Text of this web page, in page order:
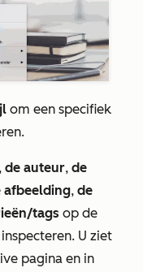
om een specifiek
de auteur, de
afbeelding, de
tags op de
U ziet
pagina en in